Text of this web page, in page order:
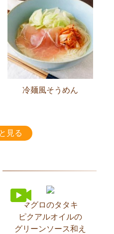
冷麺風そうめん
見る
マグロのタタキ
ピクアルオイルの
グリーンソース和え